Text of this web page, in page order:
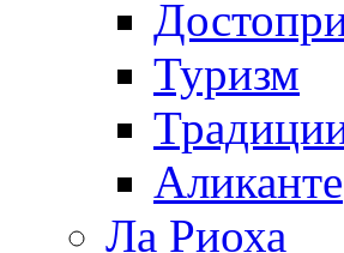
Туризм
Аликанте
Ла Риоха